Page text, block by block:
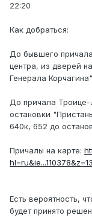
22:20
Как добраться:
До бывшего
центра, из дверей
Генерала
До причала Троице-
остановки
640к, 652 до
Причалы на карте:
hl=ru&ie...110378&z=13
Есть вероятность,
будет принято